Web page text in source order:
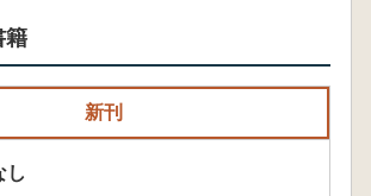
籍
新刊
し